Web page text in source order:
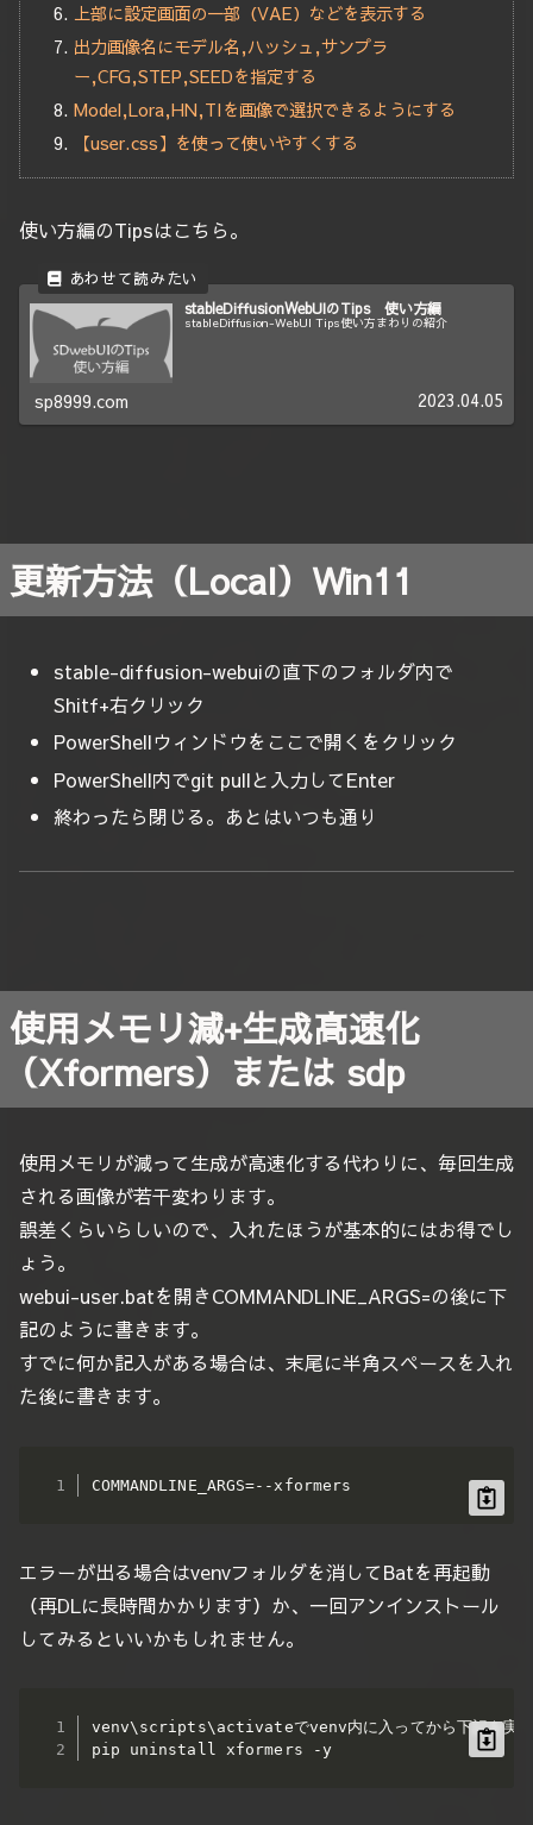
上部に設定画面の一部（VAE）などを表示する
出力画像名にモデル名,ハッシュ,サンプラ
ー,CFG,STEP,SEEDを指定する
Model,Lora,HN,TIを画像で選択できるようにする
【user.css】を使って使いやすくする
使い方編のTipsはこちら。
stableDiffusionWebUIのTips 使い方編
stableDiffusion-WebUI Tips使い方まわりの紹介
sp8999.com 2023.04.05
更新方法（Local）Win11
stable-diffusion-webuiの直下のフォルダ内で
Shitf+右クリック
PowerShellウィンドウをここで開くをクリック
PowerShell内でgit pullと入力してEnter
終わったら閉じる。あとはいつも通り
使用メモリ減+生成高速化
（Xformers）または sdp
使用メモリが減って生成が高速化する代わりに、毎回生成
される画像が若干変わります。
誤差くらいらしいので、入れたほうが基本的にはお得でし
ょう。
webui-user.batを開きCOMMANDLINE_ARGS=の後に下
記のように書きます。
すでに何か記入がある場合は、末尾に半角スペースを入れ
た後に書きます。
COMMANDLINE_ARGS=--xformers
エラーが出る場合はvenvフォルダを消してBatを再起動
（再DLに長時間かかります）か、一回アンインストール
してみるといいかもしれません。
venv\scripts\activateでvenv内に入ってから下記を実
pip uninstall xformers -y